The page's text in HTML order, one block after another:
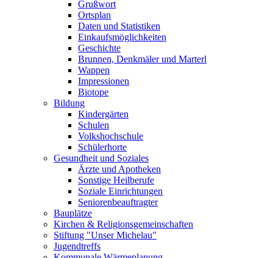
Grußwort
Ortsplan
Daten und Statistiken
Einkaufsmöglichkeiten
Geschichte
Brunnen, Denkmäler und Marterl
Wappen
Impressionen
Biotope
Bildung
Kindergärten
Schulen
Volkshochschule
Schülerhorte
Gesundheit und Soziales
Ärzte und Apotheken
Sonstige Heilberufe
Soziale Einrichtungen
Seniorenbeauftragter
Bauplätze
Kirchen & Religionsgemeinschaften
Stiftung "Unser Michelau"
Jugendtreffs